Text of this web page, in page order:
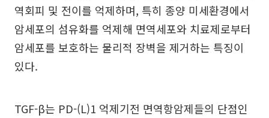
역회피 및 전이를 억제하며, 특히 종양 미세환경에서
암세포의 섬유화를 억제해 면역세포와 치료제로부터
암세포를 보호하는 물리적 장벽을 제거하는 특징이
있다.
TGF-β는 PD-(L)1 억제기전 면역항암제들의 단점인